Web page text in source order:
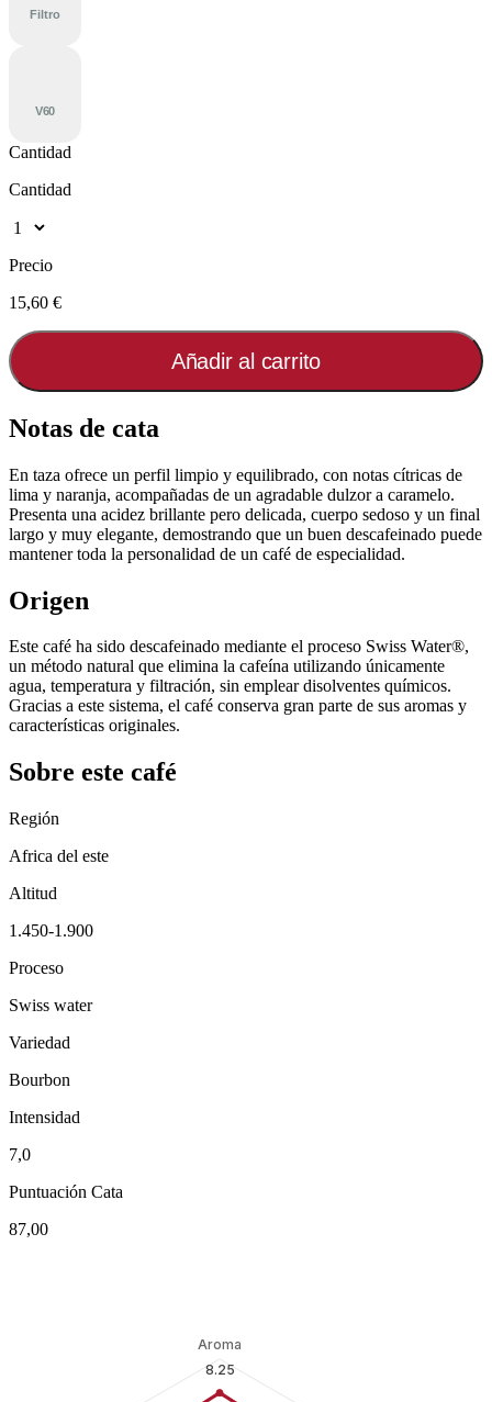
Filtro
V60
Cantidad
Cantidad
Precio
15,60 €
Añadir al carrito
Notas de cata
En taza ofrece un perfil limpio y equilibrado, con notas cítricas de
lima y naranja, acompañadas de un agradable dulzor a caramelo.
Presenta una acidez brillante pero delicada, cuerpo sedoso y un final
largo y muy elegante, demostrando que un buen descafeinado puede
mantener toda la personalidad de un café de especialidad.
Origen
Este café ha sido descafeinado mediante el proceso Swiss Water®,
un método natural que elimina la cafeína utilizando únicamente
agua, temperatura y filtración, sin emplear disolventes químicos.
Gracias a este sistema, el café conserva gran parte de sus aromas y
características originales.
Sobre este café
Región
Africa del este
Altitud
1.450-1.900
Proceso
Swiss water
Variedad
Bourbon
Intensidad
7,0
Puntuación Cata
87,00